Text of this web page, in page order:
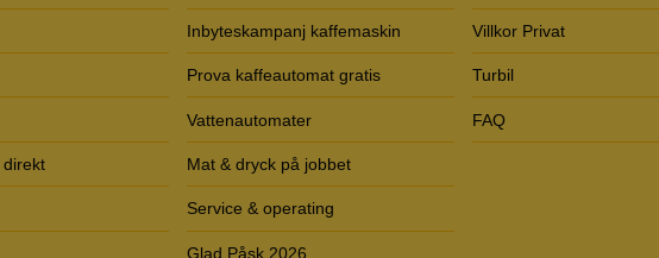
direkt
Inbyteskampanj kaffemaskin
Prova kaffeautomat gratis
Vattenautomater
Mat & dryck på jobbet
Service & operating
Glad Påsk 2026
Villkor Privat
Turbil
FAQ